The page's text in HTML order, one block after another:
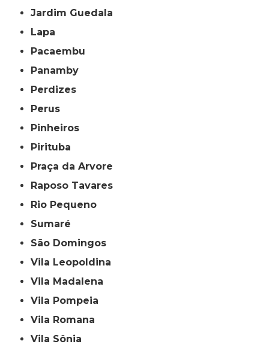
Jardim Guedala
Lapa
Pacaembu
Panamby
Perdizes
Perus
Pinheiros
Pirituba
Praça da Arvore
Raposo Tavares
Rio Pequeno
Sumaré
São Domingos
Vila Leopoldina
Vila Madalena
Vila Pompeia
Vila Romana
Vila Sônia